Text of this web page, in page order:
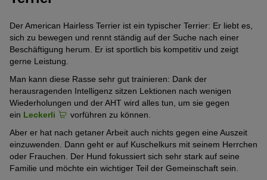
Der American Hairless Terrier ist ein typischer Terrier: Er liebt es,
sich zu bewegen und rennt ständig auf der Suche nach einer
Beschäftigung herum. Er ist sportlich bis kompetitiv und zeigt
gerne Leistung.
Man kann diese Rasse sehr gut trainieren: Dank der
herausragenden Intelligenz sitzen Lektionen nach wenigen
Wiederholungen und der AHT wird alles tun, um sie gegen
ein Leckerli
vorführen zu können.
Aber er hat nach getaner Arbeit auch nichts gegen eine Auszeit
einzuwenden. Dann geht er auf Kuschelkurs mit seinem Herrchen
oder Frauchen. Der Hund fokussiert sich sehr stark auf seine
Familie und möchte ein wichtiger Teil der Gemeinschaft sein.